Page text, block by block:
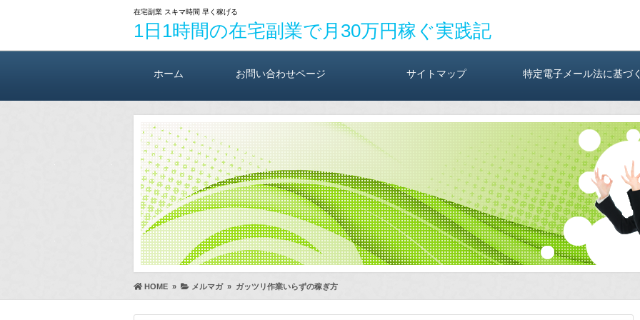
在宅副業 スキマ時間 早く稼げる
1日1時間の在宅副業で月30万円稼ぐ実践記
ホーム お問い合わせページ サイトマップ 特定電子メール法に基づ
HOME » メルマガ» ガッツリ作業いらずの稼ぎ方